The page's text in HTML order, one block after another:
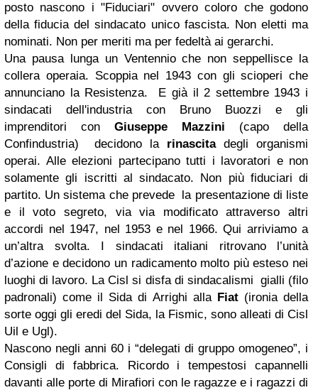
posto nascono i "Fiduciari" ovvero coloro che godono
della fiducia del sindacato unico fascista. Non eletti ma
nominati. Non per meriti ma per fedeltà ai gerarchi.
Una pausa lunga un Ventennio che non seppellisce la
collera operaia. Scoppia nel 1943 con gli scioperi che
annunciano la Resistenza. E già il 2 settembre 1943 i
sindacati dell'industria con Bruno Buozzi e gli
imprenditori con Giuseppe Mazzini (capo della
Confindustria) decidono la rinascitadegli organismi
operai. Alle elezioni partecipano tutti i lavoratori e non
solamente gli iscritti al sindacato. Non più fiduciari di
partito. Un sistema che prevede la presentazione di liste
e il voto segreto, via via modificato attraverso altri
accordi nel 1947, nel 1953 e nel 1966. Qui arriviamo a
un’altra svolta. I sindacati italiani ritrovano l’unità
d’azione e decidono un radicamento molto più esteso nei
luoghi di lavoro. La Cisl si disfa di sindacalismi gialli (filo
padronali) come il Sida di Arrighi alla Fiat(ironia della
sorte oggi gli eredi del Sida, la Fismic, sono alleati di Cisl
Uil e Ugl).
Nascono negli anni 60 i “delegati di gruppo omogeneo”, i
Consigli di fabbrica. Ricordo i tempestosi capannelli
davanti alle porte di Mirafiori con le ragazze e i ragazzi di